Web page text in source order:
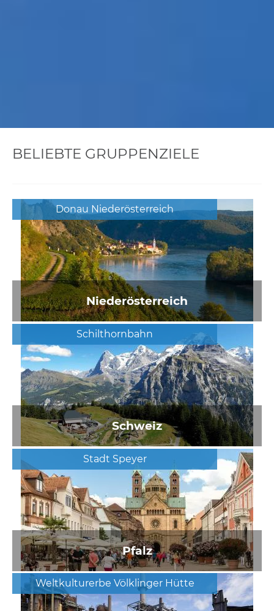
BELIEBTE GRUPPENZIELE
Donau Niederösterreich
Niederösterreich
Schilthornbahn
Schweiz
Stadt Speyer
Pfalz
Weltkulturerbe Völklinger Hütte